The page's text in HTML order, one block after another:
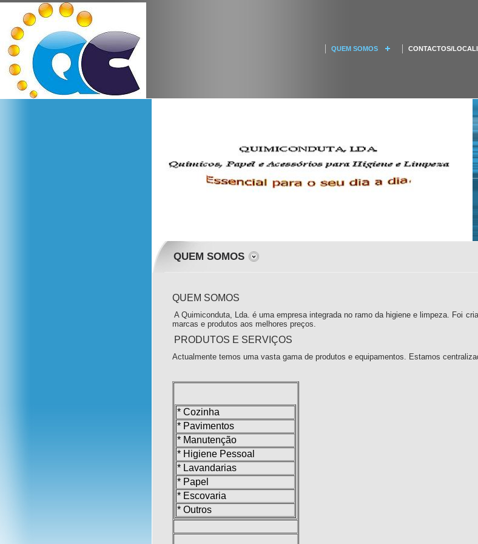
QUEM SOMOS CONTACTOS/
QUEM SOMOS
QUEM SOMOS
A Quimiconduta, Lda. é uma empresa integrada no ramo da higiene e limpeza. Foi
marcas e produtos aos melhores preços.
PRODUTOS E SERVIÇOS
Actualmente temos uma vasta gama de produtos e equipamentos. Estamos
* Cozinha
* Pavimentos
* Manutenção
* Higiene Pessoal
* Lavandarias
* Papel
* Escovaria
* Outros